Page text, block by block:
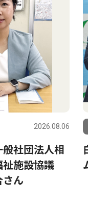
2026.08.06
般社団法人相
施設協議
ん